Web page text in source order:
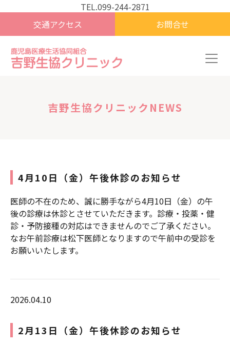
TEL.099-244-2871
交通アクセス
お問合せ
吉野生協クリニックNEWS
4月10日（金）午後休診のお知らせ
医師の不在のため、誠に勝手ながら4月10日（金）の午
後の診療は休診とさせていただきます。診療・投薬・健
診・予防接種の対応はできませんのでご了承ください。
なお午前診療は松下医師となりますので午前中の受診を
お願いいたします。
2026.04.10
2月13日（金）午後休診のお知らせ